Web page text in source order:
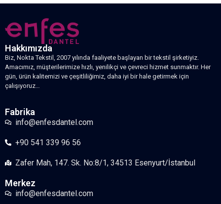
Hakkımızda
Biz, Nokta Tekstil, 2007 yılında faaliyete başlayan bir tekstil şirketiyiz.
Amacımız, müşterilerimize hızlı, yenilikçi ve çevreci hizmet sunmaktır. Her
gün, ürün kalitemizi ve çeşitliliğimiz, daha iyi bir hale getirmek için
çalışıyoruz…
Fabrika
info@enfesdantel.com
+90 541 339 96 56
Zafer Mah, 147. Sk. No:8/1, 34513 Esenyurt/İstanbul
Merkez
info@enfesdantel.com